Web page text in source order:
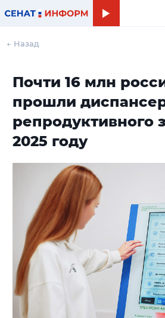
← Назад
Почти 16 млн
прошли
репродуктивного
2025 году